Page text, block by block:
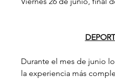
Durante el mes de junio
la experiencia más